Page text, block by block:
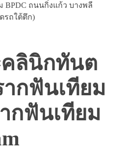
ถนนกิ่งแก้ว บางพลี
รถใต้ตึก)
คลินิกทันต
ากฟันเทียม
กฟันเทียม